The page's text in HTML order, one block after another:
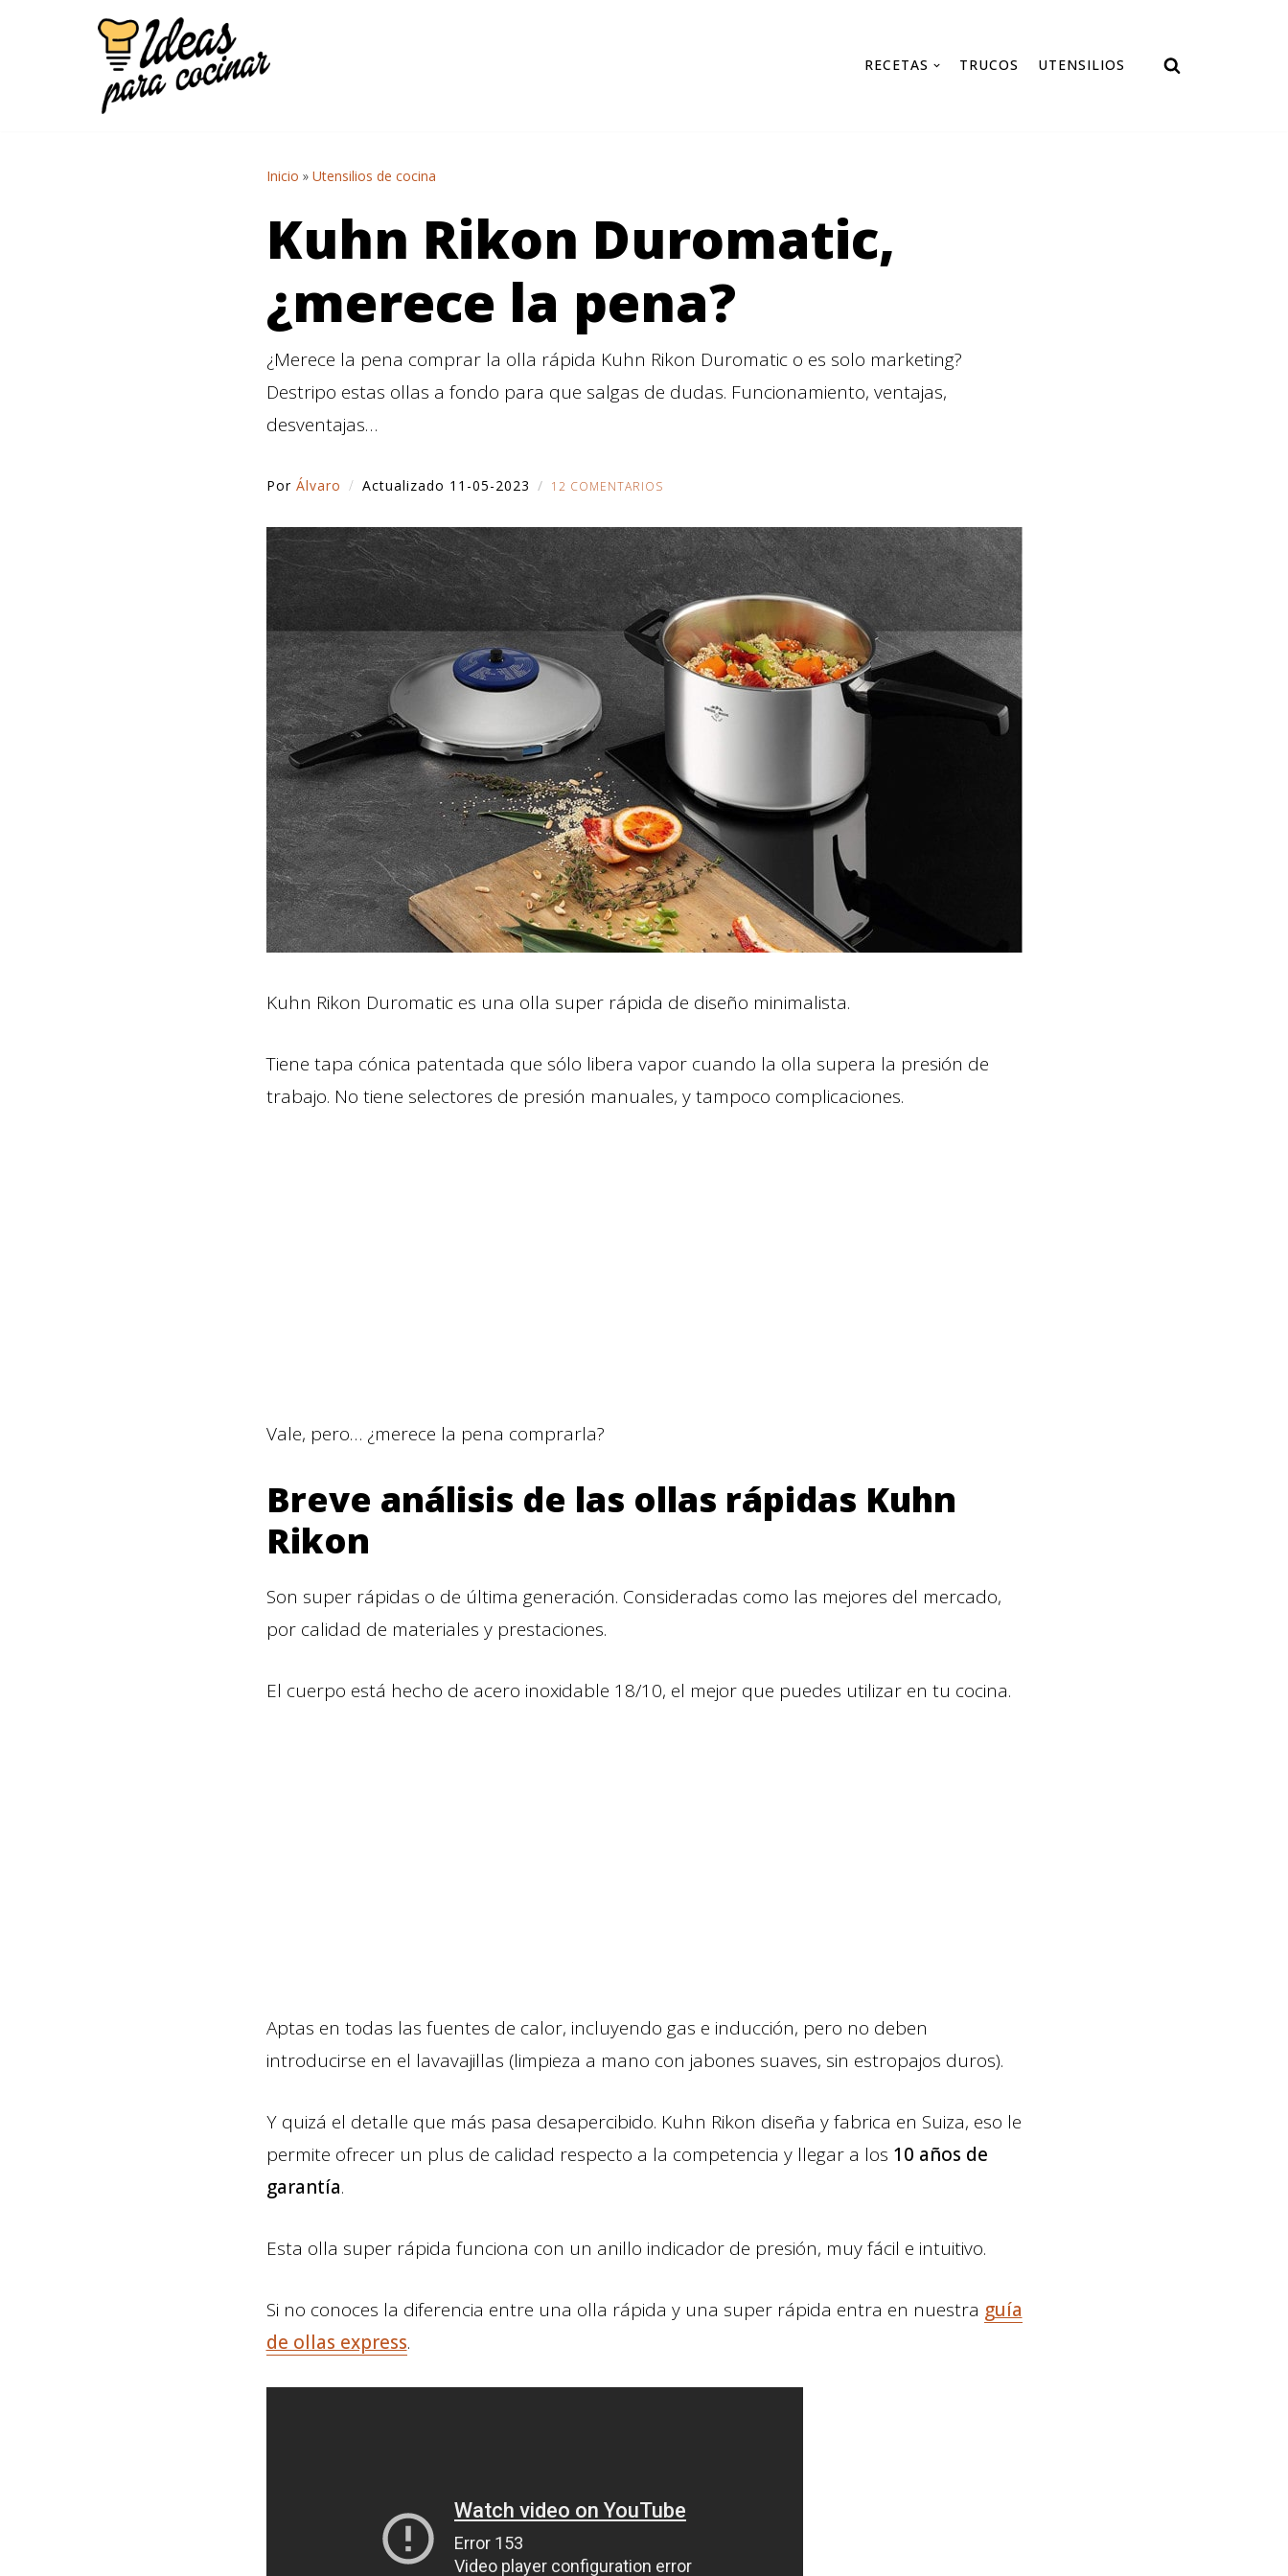
RECETAS TRUCOS UTENSILIOS
Inicio » Utensilios de cocina
Kuhn Rikon Duromatic,
¿merece la pena?
¿Merece la pena comprar la olla rápida Kuhn Rikon Duromatic o es solo marketing?
Destripo estas ollas a fondo para que salgas de dudas. Funcionamiento, ventajas,
desventajas…
Por Álvaro Actualizado 11-05-2023 12 COMENTARIOS
Kuhn Rikon Duromatic es una olla super rápida de diseño minimalista.
Tiene tapa cónica patentada que sólo libera vapor cuando la olla supera la presión de
trabajo. No tiene selectores de presión manuales, y tampoco complicaciones.
Vale, pero… ¿merece la pena comprarla?
Breve análisis de las ollas rápidas Kuhn
Rikon
Son super rápidas o de última generación. Consideradas como las mejores del mercado,
por calidad de materiales y prestaciones.
El cuerpo está hecho de acero inoxidable 18/10, el mejor que puedes utilizar en tu cocina.
Aptas en todas las fuentes de calor, incluyendo gas e inducción, pero no deben
introducirse en el lavavajillas (limpieza a mano con jabones suaves, sin estropajos duros).
Y quizá el detalle que más pasa desapercibido. Kuhn Rikon diseña y fabrica en Suiza, eso le
permite ofrecer un plus de calidad respecto a la competencia y llegar a los 10 años de
garantía.
Esta olla super rápida funciona con un anillo indicador de presión, muy fácil e intuitivo.
Si no conoces la diferencia entre una olla rápida y una super rápida entra en nuestra guía
de ollas express.